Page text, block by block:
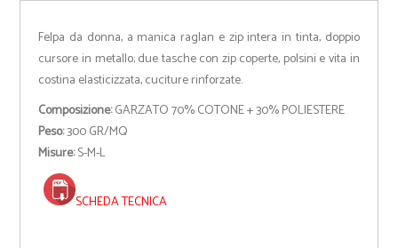
Felpa da donna, a manica raglan e zip intera in tinta, doppio
cursore in metallo; due tasche con zip coperte, polsini e vita in
costina elasticizzata, cuciture rinforzate.
Composizione:GARZATO 70% COTONE + 30% POLIESTERE
Peso:300 GR/MQ
Misure:S-M-L
SCHEDA TECNICA